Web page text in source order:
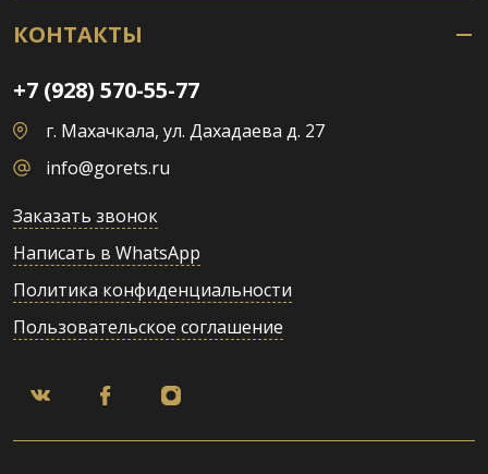
КОНТАКТЫ
+7 (928) 570-55-77
г. Махачкала, ул. Дахадаева д. 27
info@gorets.ru
Заказать звонок
Написать в WhatsApp
Политика конфиденциальности
Пользовательское соглашение